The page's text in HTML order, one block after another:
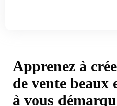
Apprenez à
de vente beaux
à vous